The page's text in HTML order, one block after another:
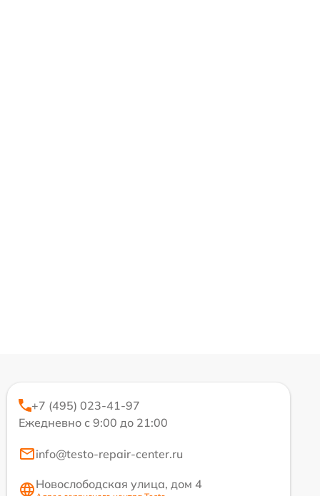
+7 (495) 023-41-97
Ежедневно с 9:00 до 21:00
info@testo-repair-center.ru
Новослободская улица, дом 4